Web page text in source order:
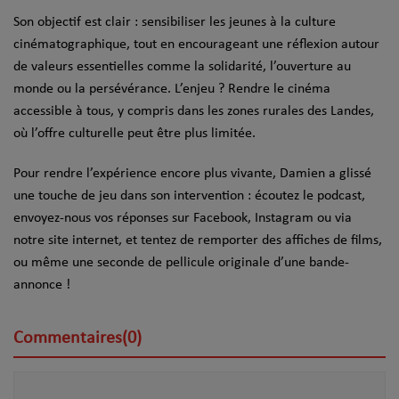
Son objectif est clair : sensibiliser les jeunes à la culture
cinématographique, tout en encourageant une réflexion autour
de valeurs essentielles comme la solidarité, l’ouverture au
monde ou la persévérance. L’enjeu ? Rendre le cinéma
accessible à tous, y compris dans les zones rurales des Landes,
où l’offre culturelle peut être plus limitée.
Pour rendre l’expérience encore plus vivante, Damien a glissé
une touche de jeu dans son intervention : écoutez le podcast,
envoyez-nous vos réponses sur Facebook, Instagram ou via
notre site internet, et tentez de remporter des affiches de films,
ou même une seconde de pellicule originale d’une bande-
annonce !
Commentaires(0)